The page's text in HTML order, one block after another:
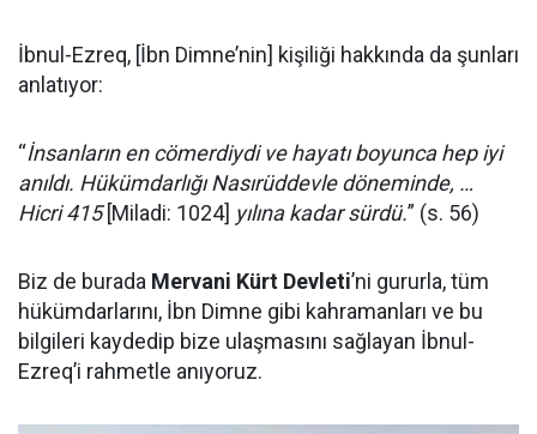
İbnul-Ezreq, [İbn Dimne’nin] kişiliği hakkında da şunları
anlatıyor:
“İnsanların en cömerdiydi ve hayatı boyunca hep iyi
anıldı. Hükümdarlığı Nasırüddevle döneminde, …
Hicri 415[Miladi: 1024] yılına kadar sürdü.” (s. 56)
Biz de burada Mervani Kürt Devleti’ni gururla, tüm
hükümdarlarını, İbn Dimne gibi kahramanları ve bu
bilgileri kaydedip bize ulaşmasını sağlayan İbnul-
Ezreq’i rahmetle anıyoruz.